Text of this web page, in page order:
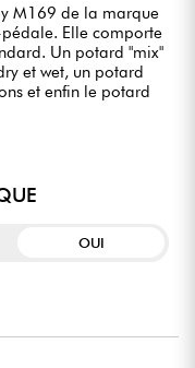
M169 de la marque
Elle comporte
Un potard "mix"
et wet, un potard
et enfin le potard
OUI